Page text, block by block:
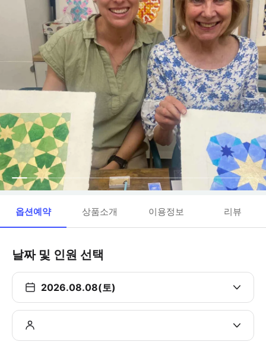
옵션예약 상품소개 이용정보 리뷰
날짜 및 인원 선택
2026.08.08(토)